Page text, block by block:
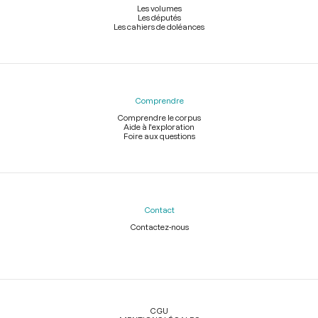
Les volumes
Les députés
Les cahiers de doléances
Comprendre
Comprendre le corpus
Aide à l'exploration
Foire aux questions
Contact
Contactez-nous
Légal
CGU